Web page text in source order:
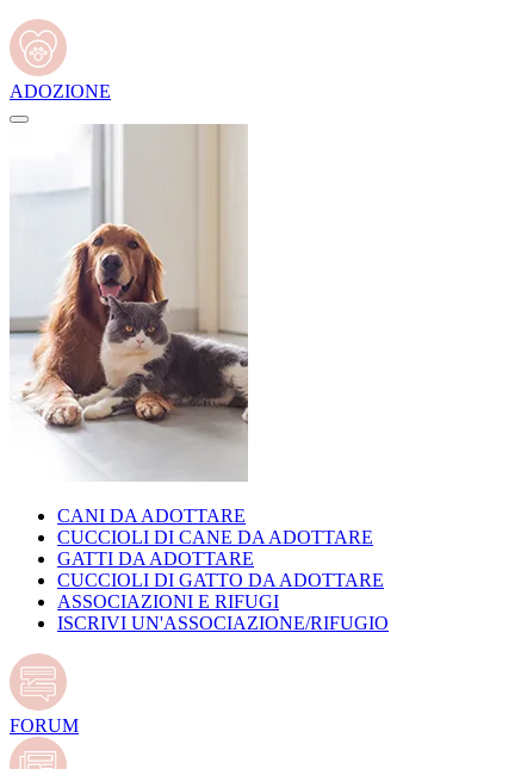
ADOZIONE
CANI DA ADOTTARE
CUCCIOLI DI CANE DA ADOTTARE
GATTI DA ADOTTARE
CUCCIOLI DI GATTO DA ADOTTARE
ASSOCIAZIONI E RIFUGI
ISCRIVI UN'ASSOCIAZIONE/RIFUGIO
FORUM